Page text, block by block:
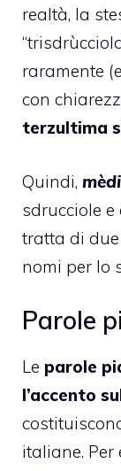
realtà, la
raramente
con
terzultima
Quindi,
sdrucciole
tratta di
nomi per lo
Parole
Le parole
l’accento
italiane. Per